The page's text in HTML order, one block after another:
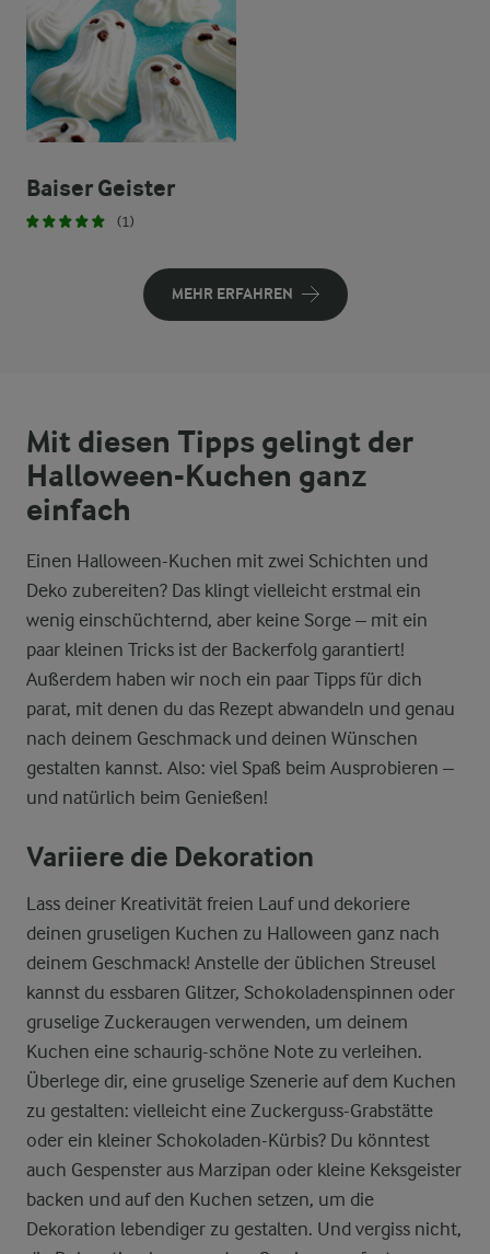
Baiser Geister
(1)
MEHR ERFAHREN
Mit diesen Tipps gelingt der
Halloween-Kuchen ganz
einfach
Einen Halloween-Kuchen mit zwei Schichten und
Deko zubereiten? Das klingt vielleicht erstmal ein
wenig einschüchternd, aber keine Sorge – mit ein
paar kleinen Tricks ist der Backerfolg garantiert!
Außerdem haben wir noch ein paar Tipps für dich
parat, mit denen du das Rezept abwandeln und genau
nach deinem Geschmack und deinen Wünschen
gestalten kannst. Also: viel Spaß beim Ausprobieren –
und natürlich beim Genießen!
Variiere die Dekoration
Lass deiner Kreativität freien Lauf und dekoriere
deinen gruseligen Kuchen zu Halloween ganz nach
deinem Geschmack! Anstelle der üblichen Streusel
kannst du essbaren Glitzer, Schokoladenspinnen oder
gruselige Zuckeraugen verwenden, um deinem
Kuchen eine schaurig-schöne Note zu verleihen.
Überlege dir, eine gruselige Szenerie auf dem Kuchen
zu gestalten: vielleicht eine Zuckerguss-Grabstätte
oder ein kleiner Schokoladen-Kürbis? Du könntest
auch Gespenster aus Marzipan oder kleine Keksgeister
backen und auf den Kuchen setzen, um die
Dekoration lebendiger zu gestalten. Und vergiss nicht,